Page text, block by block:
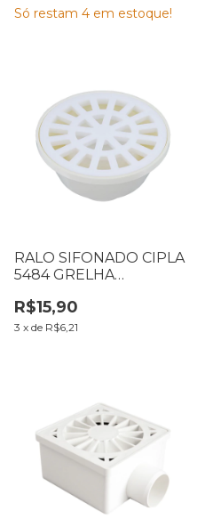
Só restam 4 em estoque!
RALO SIFONADO CIPLA
5484 GRELHA
100MM
R$15,90
3 x de R$6,21